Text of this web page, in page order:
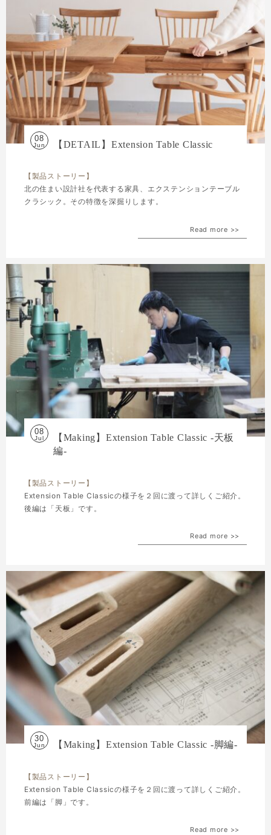
08
Jun 【DETAIL】Extension Table Classic
【製品ストーリー】
北の住まい設計社を代表する家具、エクステンションテーブル
クラシック。その特徴を深掘りします。
Read more >>
08
Jul
【Making】Extension Table Classic -天板
編-
【製品ストーリー】
Extension Table Classicの様子を２回に渡って詳しくご紹介。
後編は「天板」です。
Read more >>
30
Jun 【Making】Extension Table Classic -脚編-
【製品ストーリー】
Extension Table Classicの様子を２回に渡って詳しくご紹介。
前編は「脚」です。
Read more >>